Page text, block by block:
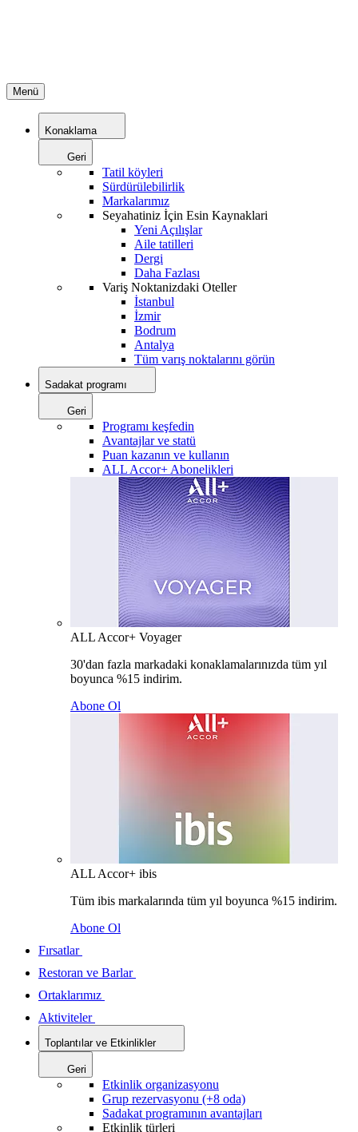
Menü
Konaklama
Geri
Tatil köyleri
Sürdürülebilirlik
Markalarımız
Seyahatiniz İçin Esin Kaynaklari
Yeni Açılışlar
Aile tatilleri
Dergi
Daha Fazlası
Variş Noktanizdaki Oteller
İstanbul
İzmir
Bodrum
Antalya
Tüm varış noktalarını görün
Sadakat programı
Geri
Programı keşfedin
Avantajlar ve statü
Puan kazanın ve kullanın
ALL Accor+ Abonelikleri
ALL Accor+ Voyager
30'dan fazla markadaki konaklamalarınızda tüm yıl
boyunca %15 indirim.
Abone Ol
ALL Accor+ ibis
Tüm ibis markalarında tüm yıl boyunca %15 indirim.
Abone Ol
Fırsatlar
Restoran ve Barlar
Ortaklarımız
Aktiviteler
Toplantılar ve Etkinlikler
Geri
Etkinlik organizasyonu
Grup rezervasyonu (+8 oda)
Sadakat programının avantajları
Etkinlik türleri